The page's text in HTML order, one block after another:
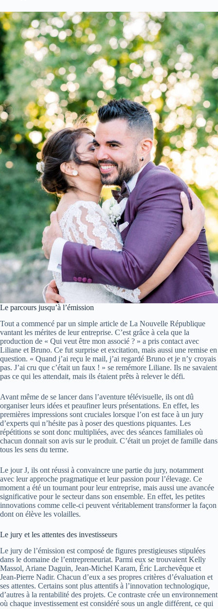
Le parcours jusqu’à l’émission
Tout a commencé par un simple article de La Nouvelle République
vantant les mérites de leur entreprise. C’est grâce à cela que la
production de « Qui veut être mon associé ? » a pris contact avec
Liliane et Bruno. Ce fut surprise et excitation, mais aussi une remise en
question. « Quand j’ai reçu le mail, j’ai regardé Bruno et je n’y croyais
pas. J’ai cru que c’était un faux ! » se remémore Liliane. Ils ne savaient
pas ce qui les attendait, mais ils étaient prêts à relever le défi.
Avant même de se lancer dans l’aventure télévisuelle, ils ont dû
organiser leurs idées et peaufiner leurs présentations. En effet, les
premières impressions sont cruciales lorsque l’on est face à un jury
d’experts qui n’hésite pas à poser des questions piquantes. Les
répétitions se sont donc multipliées, avec des séances familiales où
chacun donnait son avis sur le produit. C’était un projet de famille dans
tous les sens du terme.
Le jour J, ils ont réussi à convaincre une partie du jury, notamment
avec leur approche pragmatique et leur passion pour l’élevage. Ce
moment a été un tournant pour leur entreprise, mais aussi une avancée
significative pour le secteur dans son ensemble. En effet, les petites
innovations comme celle-ci peuvent véritablement transformer la façon
dont on élève les volailles.
Le jury et les attentes des investisseurs
Le jury de l’émission est composé de figures prestigieuses stipulées
dans le domaine de l’entrepreneuriat. Parmi eux se trouvaient Kelly
Massol, Ariane Daguin, Jean-Michel Karam, Éric Larchevêque et
Jean-Pierre Nadir. Chacun d’eux a ses propres critères d’évaluation et
ses attentes. Certains sont plus attentifs à l’innovation technologique,
d’autres à la rentabilité des projets. Ce contraste crée un environnement
où chaque investissement est considéré sous un angle différent, ce qui